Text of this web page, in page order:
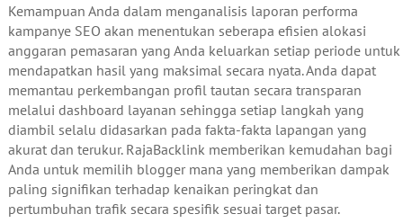
Kemampuan Anda dalam menganalisis laporan performa
kampanye SEO akan menentukan seberapa efisien alokasi
anggaran pemasaran yang Anda keluarkan setiap periode untuk
mendapatkan hasil yang maksimal secara nyata. Anda dapat
memantau perkembangan profil tautan secara transparan
melalui dashboard layanan sehingga setiap langkah yang
diambil selalu didasarkan pada fakta-fakta lapangan yang
akurat dan terukur. RajaBacklink memberikan kemudahan bagi
Anda untuk memilih blogger mana yang memberikan dampak
paling signifikan terhadap kenaikan peringkat dan
pertumbuhan trafik secara spesifik sesuai target pasar.